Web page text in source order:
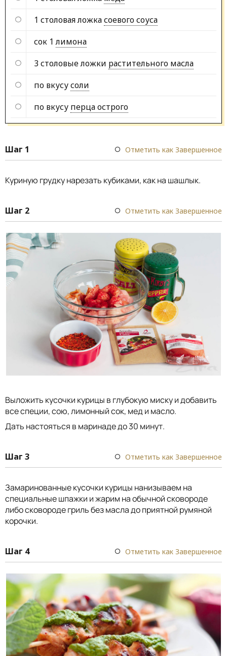
1 столовая ложкасоевого соуса
сок 1 лимона
3 столовые ложки растительного масла
по вкусусоли
по вкусу перца острого
Шаг 1 Отметить как Завершенное
Куриную грудку нарезать кубиками, как на шашлык.
Шаг 2 Отметить как Завершенное
Выложить кусочки курицы в глубокую миску и добавить
все специи, сою, лимонный сок, мед и масло.
Дать настояться в маринаде до 30 минут.
Шаг 3 Отметить как Завершенное
Замаринованные кусочки курицы нанизываем на
специальные шпажки и жарим на обычной сковороде
либо сковороде гриль без масла до приятной румяной
корочки.
Шаг 4 Отметить как Завершенное